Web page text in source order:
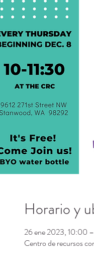
Horario y
26 ene 2023, 10:00
Centro de recursos